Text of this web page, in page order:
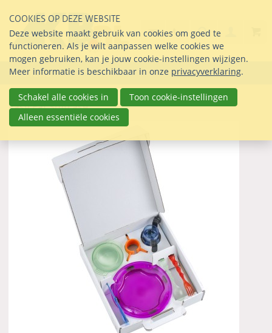
links
over
Direct
naar
inhoud
Direct
naar
het
hoofdmenu
info@seltmann-
Stel uw vraag
030 69 50 814
Search
Menu
Easy Eat Suitcase
COOKIES OP DEZE WEBSITE
Deze website maakt gebruik van cookies om goed te
functioneren. Als je wilt aanpassen welke cookies we
mogen gebruiken, kan je jouw cookie-instellingen wijzigen.
Meer informatie is beschikbaar in onze privacyverklaring.
Schakel alle cookies in
Toon cookie-instellingen
Alleen essentiële cookies